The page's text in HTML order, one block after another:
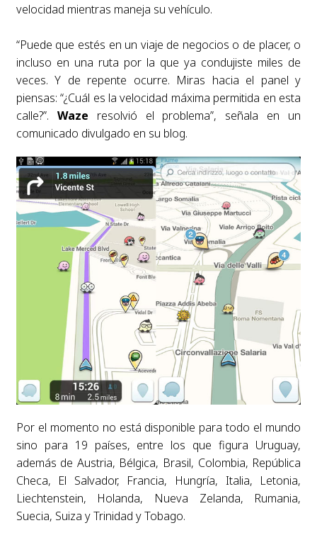
velocidad mientras maneja su vehículo.
“Puede que estés en un viaje de negocios o de placer, o
incluso en una ruta por la que ya condujiste miles de
veces. Y de repente ocurre. Miras hacia el panel y
piensas: “¿Cuál es la velocidad máxima permitida en esta
calle?”. Waze resolvió el problema”, señala en un
comunicado divulgado en su blog.
Por el momento no está disponible para todo el mundo
sino para 19 países, entre los que figura Uruguay,
además de Austria, Bélgica, Brasil, Colombia, República
Checa, El Salvador, Francia, Hungría, Italia, Letonia,
Liechtenstein, Holanda, Nueva Zelanda, Rumania,
Suecia, Suiza y Trinidad y Tobago.